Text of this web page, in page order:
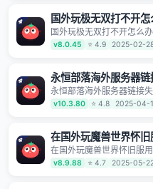
乐。
国外玩极无双打不开怎
国外玩极无双打不开怎么
节点覆盖，运营商专线不
留学生打造，帮助海外华
v8.0.45 ⭐ 4.9 2025-02-
永恒部落海外服务器
永恒部落海外服务器链接
国线路 自有高速中转节点
线路 应用内直达视频音乐
同时确保数据不泄露 阻止
v10.3.80 ⭐ 4.8 2025-04-
在国外玩魔兽世界怀
在国外玩魔兽世界怀旧服
高速访问国内网络，快速
视频、音乐卡顿问题；更
v8.9.88 ⭐ 4.7 2025-05-